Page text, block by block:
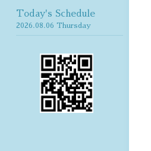
Today's Schedule
2026.08.06 Thursday